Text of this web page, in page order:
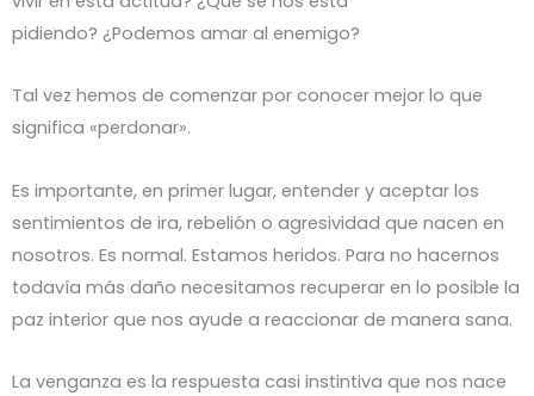
pidiendo? ¿Podemos amar al enemigo?
Tal vez hemos de comenzar por conocer mejor lo que
significa «perdonar».
Es importante, en primer lugar, entender y aceptar los
sentimientos de ira, rebelión o agresividad que nacen en
nosotros. Es normal. Estamos heridos. Para no hacernos
todavía más daño necesitamos recuperar en lo posible la
paz interior que nos ayude a reaccionar de manera sana.
La venganza es la respuesta casi instintiva que nos nace